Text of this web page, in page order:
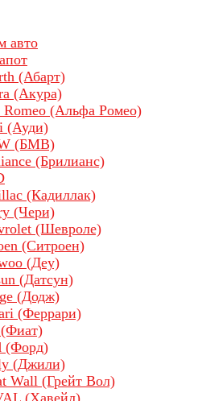
авто
(Абарт)
(Акура)
(Альфа Ромео)
(Ауди)
(БМВ)
(Брилианс)
(Кадиллак)
(Чери)
(Шевроле)
(Ситроен)
(Деу)
(Датсун)
(Додж)
(Феррари)
(Форд)
(Джили)
Wall (Грейт Вол)
(Хавейл)